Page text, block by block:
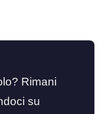
Rimani
su